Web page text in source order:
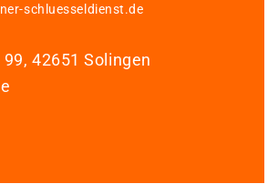
schluesseldienst.de
42651 Solingen